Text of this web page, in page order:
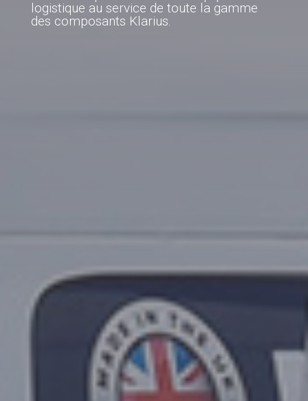
logistique au service de toute la gamme
des composants Klarius.